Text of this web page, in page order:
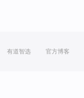
有道智选 官方博客